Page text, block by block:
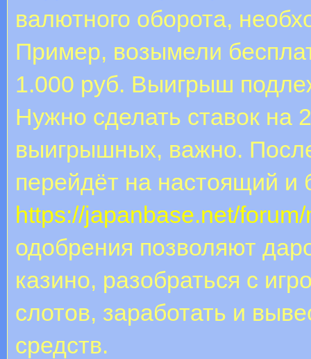
валютного оборота,
Пример, возымели
1.000 руб. Выигрыш
Нужно сделать ставок на
выигрышных, важно.
перейдёт на настоящий и
https://japanbase.net/
одобрения позволяют
казино, разобраться с
слотов, заработать и
средств.